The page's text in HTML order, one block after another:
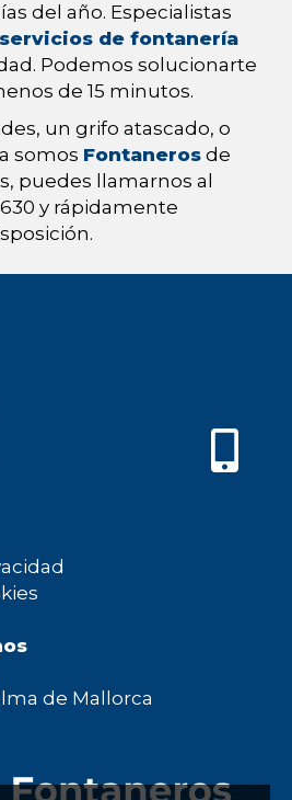
del año. Especialistas
de fontanería
Podemos solucionarte
de 15 minutos.
un grifo atascado, o
somos Fontaneros de
puedes llamarnos al
y rápidamente
de Mallorca